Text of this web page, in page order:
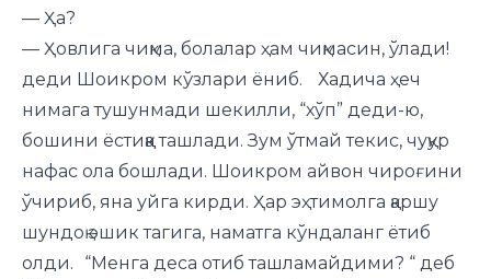
— Ҳа?
— Ҳовлига чиқма, болалар ҳам чиқмасин, ўлади!
деди Шоикром кўзлари ёниб. Хадича ҳеч
нимага тушунмади шекилли, “хўп” деди-ю,
бошини ёстиққа ташлади. Зум ўтмай текис, чуқур
нафас ола бошлади. Шоикром айвон чироғини
ўчириб, яна уйга кирди. Ҳар эҳтимолга қаршу
шундоқ эшик тагига, наматга кўндаланг ётиб
олди. “Менга деса отиб ташламайдими? “ деб